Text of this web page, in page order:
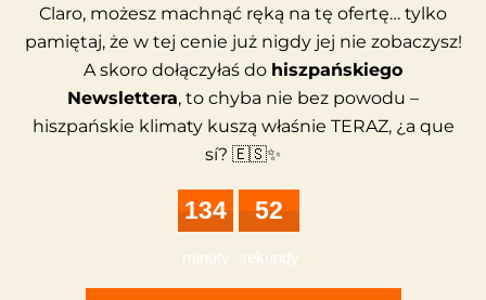
Claro, możesz machnąć ręką na tę ofertę… tylko
pamiętaj, że w tej cenie już nigdy jej nie zobaczysz!
A skoro dołączyłaś do hiszpańskiego
Newslettera, to chyba nie bez powodu –
hiszpańskie klimaty kuszą właśnie TERAZ, ¿a que
sí? 🇪🇸✨
134
minuty
51
sekundy